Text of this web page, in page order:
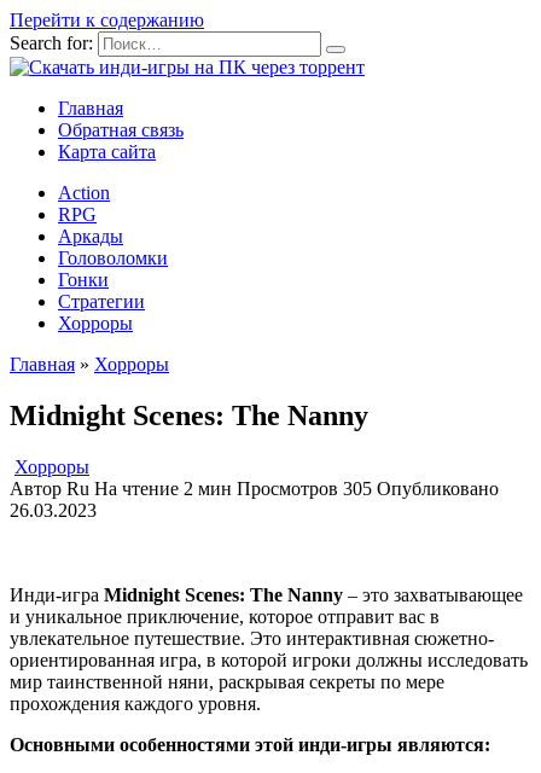
Перейти к содержанию
Search for:
Главная
Обратная связь
Карта сайта
Action
RPG
Аркады
Головоломки
Гонки
Стратегии
Хорроры
Главная » Хорроры
Midnight Scenes: The Nanny
Хорроры
Автор Ru На чтение 2 мин Просмотров 305 Опубликовано
26.03.2023
Инди-игра Midnight Scenes: The Nanny – это захватывающее
и уникальное приключение, которое отправит вас в
увлекательное путешествие. Это интерактивная сюжетно-
ориентированная игра, в которой игроки должны исследовать
мир таинственной няни, раскрывая секреты по мере
прохождения каждого уровня.
Основными особенностями этой инди-игры являются: